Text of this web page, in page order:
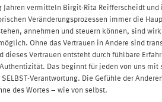
Jahren vermitteln Birgit-Rita Reifferscheidt
Veränderungsprozessen immer die
annehmen und steuern können, sind
Ohne das Vertrauen in Andere sind
dieses Vertrauen entsteht durch fühlbare
Das beginnt für jeden von uns
Verantwortung. Die Gefühle der
des Wortes – wie von selbst.